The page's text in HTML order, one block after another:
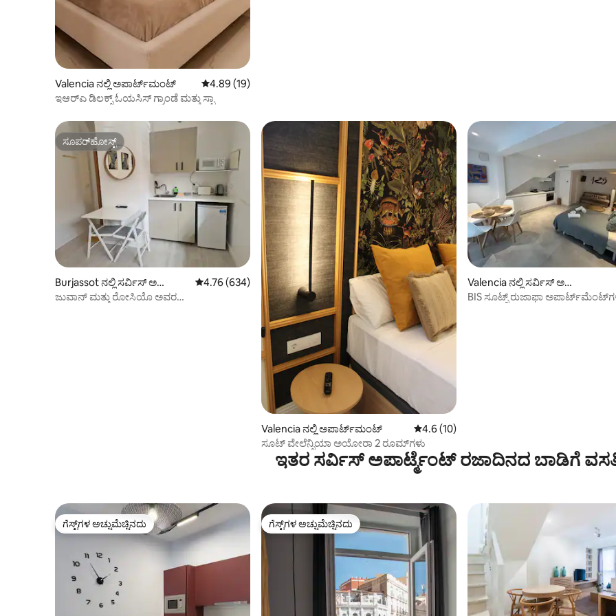
Valencia ನಲ್ಲಿ ಅಪಾರ್ಟ್‌ಮಂಟ್ 5 ರಲ್ಲಿ 4.89 ಸರಾಸರಿ ರೇಟಿಂಗ್, 19 ವಿಮರ್ಶೆಗಳು
4.89 (19)
ಇಆರ್‌ಎ ಡಿಲಕ್ಸ್ ಓಯಸಿಸ್ ಗ್ರಾಂಡೆ ಮತ್ತು ಸ್ಪಾ
ಸೂಪರ್‌ಹೋಸ್ಟ್
ಸೂಪರ್‌ಹೋಸ್ಟ್
Burjassot ನಲ್ಲಿ ಸರ್ವಿಸ್ ಅ
ಪಾರ್ಟ್‌ಮೆಂಟ್
5 ರಲ್ಲಿ 4.76 ಸರಾಸರಿ ರೇಟಿಂಗ್, 634 ವಿಮರ್ಶೆಗಳು
4.76 (634)
ಜುವಾನ್ ಮತ್ತು ರೋಸಿಯೊ ಅವರ
Valencia ನಲ್ಲಿ ಅಪಾರ್ಟ್‌ಮಂಟ್ 5 ರಲ್ಲಿ 4.6 ಸರಾಸರಿ ರೇಟಿಂಗ್, 10 ವಿಮರ್ಶೆಗಳು
4.6 (10)
ಸೂಟ್ ವೇಲೆನ್ಸಿಯಾ ಅಯೋರಾ 2 ರೂಮ್‌ಗಳು
Valencia ನಲ್ಲಿ ಸರ್ವಿಸ್ ಅ
ಪಾರ್ಟ್‌ಮೆಂಟ್
BIS ಸೂಟ್ಸ್ ರುಜಾಫಾ
ಇತರ ಸರ್ವಿಸ್ ಅಪಾರ್ಟ್ಮೆಂಟ್ ರಜಾದಿನದ ಬಾಡಿಗೆ
ಗೆಸ್ಟ್‌ಗಳ ಅಚ್ಚುಮೆಚ್ಚಿನದು
ಗೆಸ್ಟ್‌ಗಳ ಅಚ್ಚುಮೆಚ್ಚಿನದು ಗೆಸ್ಟ್‌ಗಳ ಅಚ್ಚುಮೆಚ್ಚಿನದು
ಗೆಸ್ಟ್‌ಗಳ ಅಚ್ಚುಮೆಚ್ಚಿನದು